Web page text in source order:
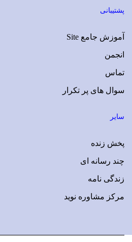
پشتیبانی
آموزش جامع Site
انجمن
تماس
سوال های پر تکرار
سایر
پخش زنده
چند رسانه ای
زندگی نامه
مرکز مشاوره نوید